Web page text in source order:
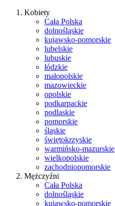
Kobiety
Cała Polska
dolnośląskie
kujawsko-pomorskie
lubelskie
lubuskie
łódzkie
małopolskie
mazowieckie
opolskie
podkarpackie
podlaskie
pomorskie
śląskie
świętokrzyskie
warmińsko-mazurskie
wielkopolskie
zachodniopomorskie
Mężczyźni
Cała Polska
dolnośląskie
kujawsko-pomorskie